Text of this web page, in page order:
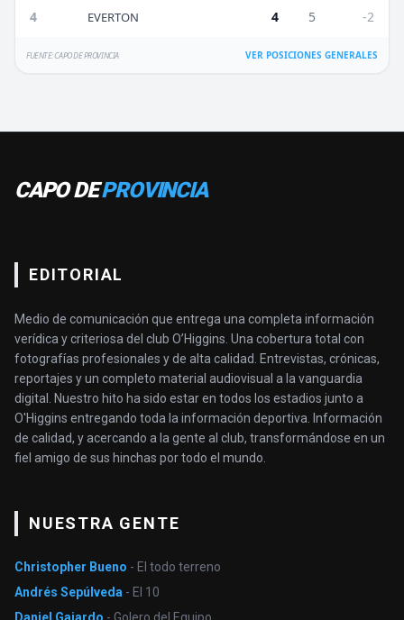
4 EVERTON 4 5 -2
FUENTE: CAPO DE PROVINCIA VER POSICIONES GENERALES
CAPO DEPROVINCIA
EDITORIAL
Medio de comunicación que entrega una completa información
verídica y criteriosa del club O’Higgins. Una cobertura total con
fotografías profesionales y de alta calidad. Entrevistas, crónicas,
reportajes y un completo material audiovisual a la vanguardia
digital. Nuestro hito ha sido estar en todos los estadios junto a
O'Higgins entregando toda la información deportiva. Información
de calidad, y acercando a la gente al club, transformándose en un
fiel amigo de sus hinchas por todo el mundo.
NUESTRA GENTE
Christopher Bueno - El todo terreno
Andrés Sepúlveda - El 10